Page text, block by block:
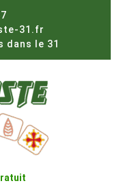
31.fr
dans le 31